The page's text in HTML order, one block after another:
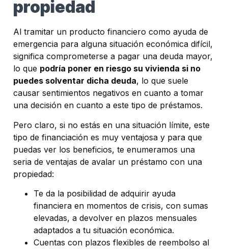
propiedad
Al tramitar un producto financiero como ayuda de
emergencia para alguna situación económica difícil,
significa comprometerse a pagar una deuda mayor,
lo que podría poner en riesgo su vivienda si no
puedes solventar dicha deuda, lo que suele
causar sentimientos negativos en cuanto a tomar
una decisión en cuanto a este tipo de préstamos.
Pero claro, si no estás en una situación límite, este
tipo de financiación es muy ventajosa y para que
puedas ver los beneficios, te enumeramos una
seria de ventajas de avalar un préstamo con una
propiedad:
Te da la posibilidad de adquirir ayuda
financiera en momentos de crisis, con sumas
elevadas, a devolver en plazos mensuales
adaptados a tu situación económica.
Cuentas con plazos flexibles de reembolso al